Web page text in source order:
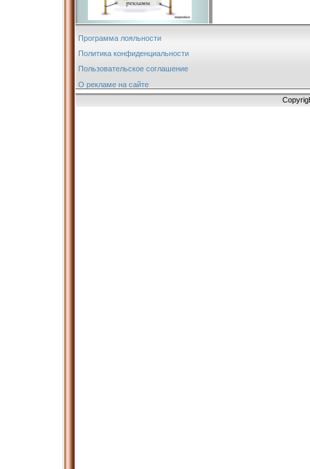
Программа лояльности
Политика конфиденциальности
Пользовательское соглашение
О рекламе на сайте